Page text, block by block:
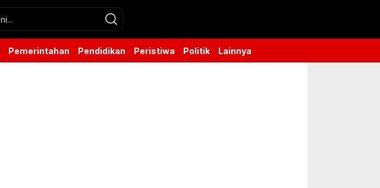
Pemerintahan Pendidikan Peristiwa Politik Lainnya